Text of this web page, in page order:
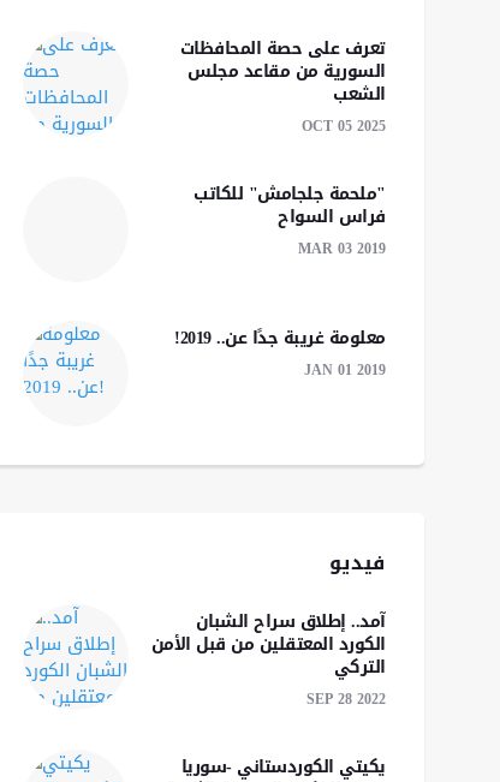
تعرف على حصة المحافظات
السورية من مقاعد مجلس
الشعب
OCT 05 2025
"ملحمة جلجامش" للكاتب
فراس السواح
MAR 03 2019
معلومة غريبة جدًا عن.. 2019!
JAN 01 2019
فيديو
آمد.. إطلاق سراح الشبان
الكورد المعتقلين من قبل الأمن
التركي
SEP 28 2022
يكيتي الكوردستاني -سوريا